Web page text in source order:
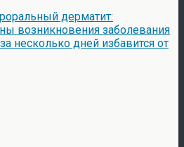
дерматит:
возникновения заболевания
несколько дней избавится от